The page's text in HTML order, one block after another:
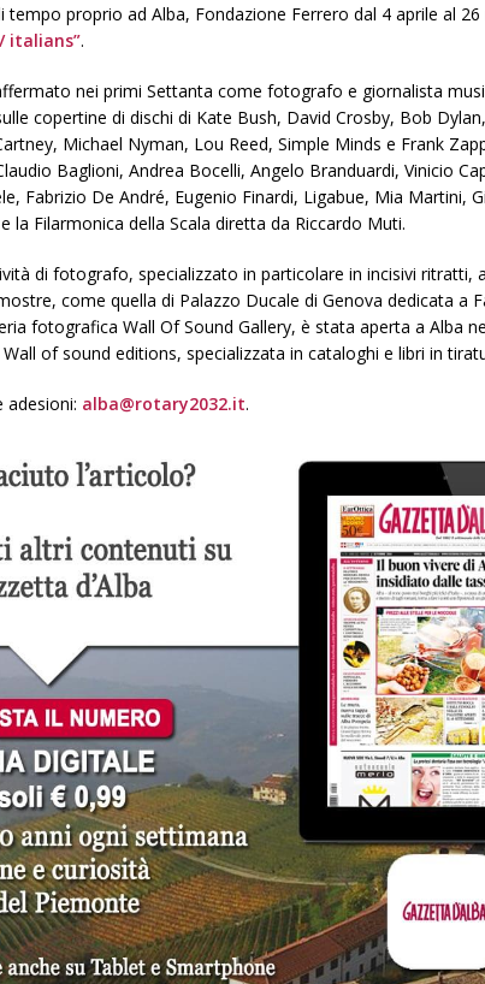
tempo proprio ad Alba, Fondazione Ferrero dal 4 aprile al
italians”.
nei primi Settanta come fotografo e giornalista
copertine di dischi di Kate Bush, David Crosby, Bob
Michael Nyman, Lou Reed, Simple Minds e Frank
Baglioni, Andrea Bocelli, Angelo Branduardi, Vinicio
Fabrizio De André, Eugenio Finardi, Ligabue, Mia Martini,
la Filarmonica della Scala diretta da Riccardo Muti.
di fotografo, specializzato in particolare in incisivi ritratti,
come quella di Palazzo Ducale di Genova dedicata a
fotografica Wall Of Sound Gallery, è stata aperta a Alba
of sound editions, specializzata in cataloghi e libri in
adesioni: alba@rotary2032.it.